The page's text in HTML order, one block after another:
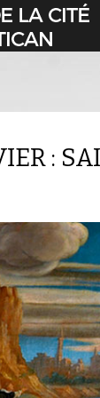
: